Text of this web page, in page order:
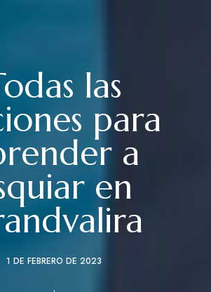
las
para
a
en
1 DE FEBRERO DE 2023